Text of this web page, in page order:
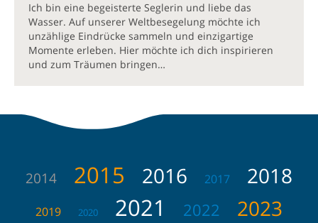
Ich bin eine begeisterte Seglerin und liebe das
Wasser. Auf unserer Weltbesegelung möchte ich
unzählige Eindrücke sammeln und einzigartige
Momente erleben. Hier möchte ich dich inspirieren
und zum Träumen bringen…
2014 2015 2016 2017 2018
2019 2020 2021 2022 2023